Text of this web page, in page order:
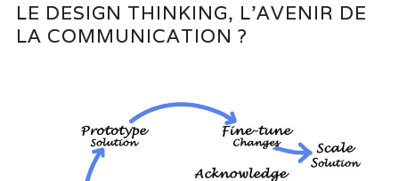
LE DESIGN THINKING, L’AVENIR DE
LA COMMUNICATION ?